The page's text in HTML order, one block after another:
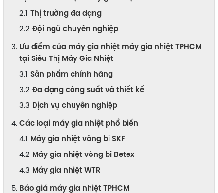
Thị trường đa dạng
Đội ngũ chuyên nghiệp
Ưu điểm của máy gia nhiệt máy gia nhiệt TPHCM
tại Siêu Thị Máy Gia Nhiệt
Sản phẩm chính hãng
Đa dạng công suất và thiết kế
Dịch vụ chuyên nghiệp
Các loại máy gia nhiệt phổ biến
Máy gia nhiệt vòng bi SKF
Máy gia nhiệt vòng bi Betex
Máy gia nhiệt WTR
Báo giá máy gia nhiệt TPHCM